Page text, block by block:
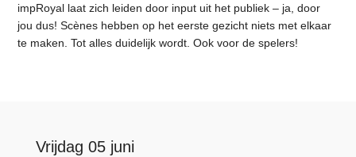
impRoyal laat zich leiden door input uit het publiek – ja, door
jou dus! Scènes hebben op het eerste gezicht niets met elkaar
te maken. Tot alles duidelijk wordt. Ook voor de spelers!
Vrijdag 05 juni